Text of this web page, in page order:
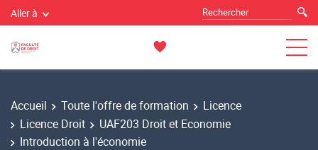
Aller à
Accueil Toute l'offre de formation
Licence
Licence Droit
UAF203 Droit et Economie
Introduction à l'économie